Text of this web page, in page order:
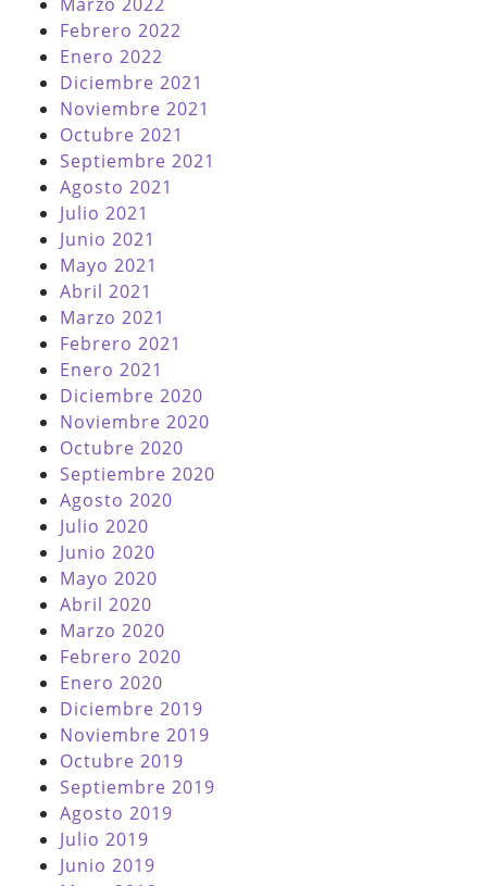
Febrero 2022
Enero 2022
Diciembre 2021
Noviembre 2021
Octubre 2021
Septiembre 2021
Agosto 2021
Julio 2021
Junio 2021
Mayo 2021
Abril 2021
Marzo 2021
Febrero 2021
Enero 2021
Diciembre 2020
Noviembre 2020
Octubre 2020
Septiembre 2020
Agosto 2020
Julio 2020
Junio 2020
Mayo 2020
Abril 2020
Marzo 2020
Febrero 2020
Enero 2020
Diciembre 2019
Noviembre 2019
Octubre 2019
Septiembre 2019
Agosto 2019
Julio 2019
Junio 2019